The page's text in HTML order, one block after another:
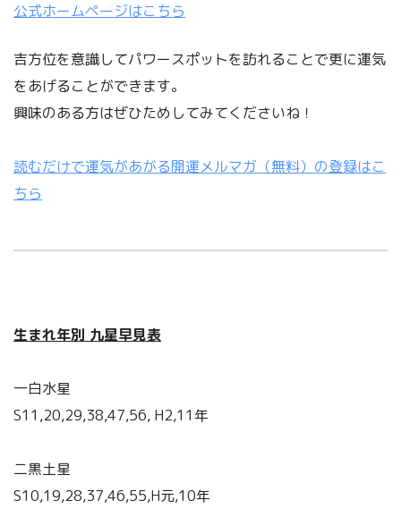
公式ホームページはこちら
吉方位を意識してパワースポットを訪れることで更に運気
をあげることができます。
興味のある方はぜひためしてみてくださいね！
読むだけで運気があがる開運メルマガ（無料）の登録はこ
ちら
生まれ年別 九星早見表
一白水星
S11,20,29,38,47,56, H2,11年
二黒土星
S10,19,28,37,46,55,H元,10年